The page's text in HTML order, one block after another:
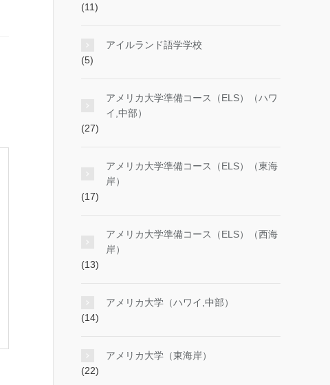
(11)
アイルランド語学学校
(5)
アメリカ大学準備コース（ELS）（ハワ
イ,中部）
(27)
アメリカ大学準備コース（ELS）（東海
岸）
(17)
アメリカ大学準備コース（ELS）（西海
岸）
(13)
アメリカ大学（ハワイ,中部）
(14)
アメリカ大学（東海岸）
(22)